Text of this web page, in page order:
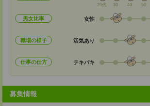
20代 30 40 50
男女比率 女性
職場の様子 活気あり
仕事の仕方 テキパキ
募集情報